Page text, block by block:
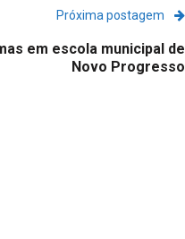
Próxima postagem
em escola municipal de
Novo Progresso